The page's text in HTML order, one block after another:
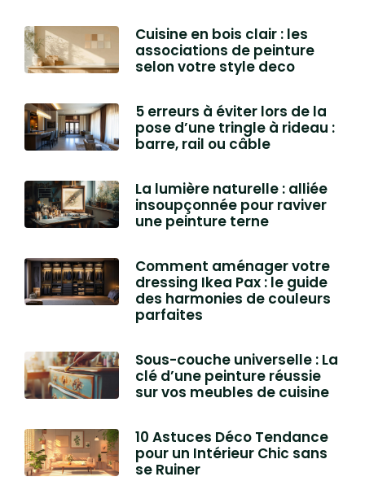
Cuisine en bois clair : les
associations de peinture
selon votre style deco
5 erreurs à éviter lors de la
pose d’une tringle à rideau :
barre, rail ou câble
La lumière naturelle : alliée
insoupçonnée pour raviver
une peinture terne
Comment aménager votre
dressing Ikea Pax : le guide
des harmonies de couleurs
parfaites
Sous-couche universelle : La
clé d’une peinture réussie
sur vos meubles de cuisine
10 Astuces Déco Tendance
pour un Intérieur Chic sans
se Ruiner